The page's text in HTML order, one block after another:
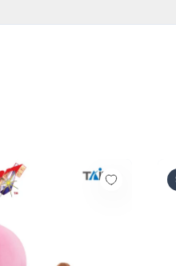
AM おおきなもっちりぬい